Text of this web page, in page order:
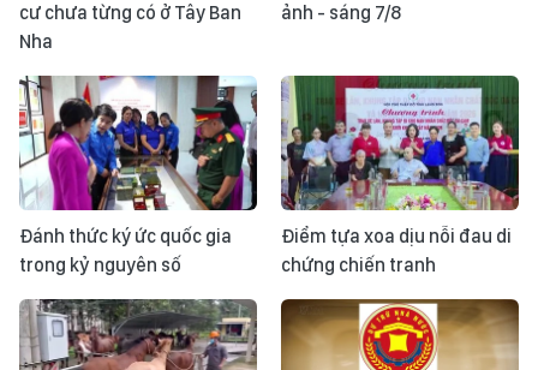
cư chưa từng có ở Tây Ban
Nha
ảnh - sáng 7/8
Đánh thức ký ức quốc gia
trong kỷ nguyên số
Điểm tựa xoa dịu nỗi đau di
chứng chiến tranh